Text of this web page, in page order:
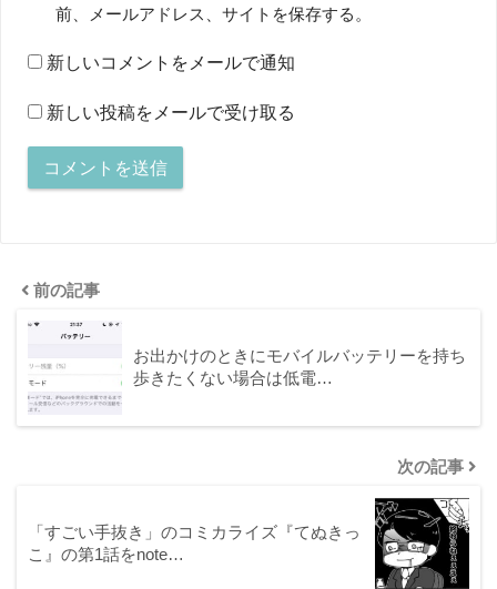
前、メールアドレス、サイトを保存する。
新しいコメントをメールで通知
新しい投稿をメールで受け取る
前の記事
お出かけのときにモバイルバッテリーを持ち
歩きたくない場合は低電…
次の記事
「すごい手抜き」のコミカライズ『てぬきっ
こ』の第1話をnote…